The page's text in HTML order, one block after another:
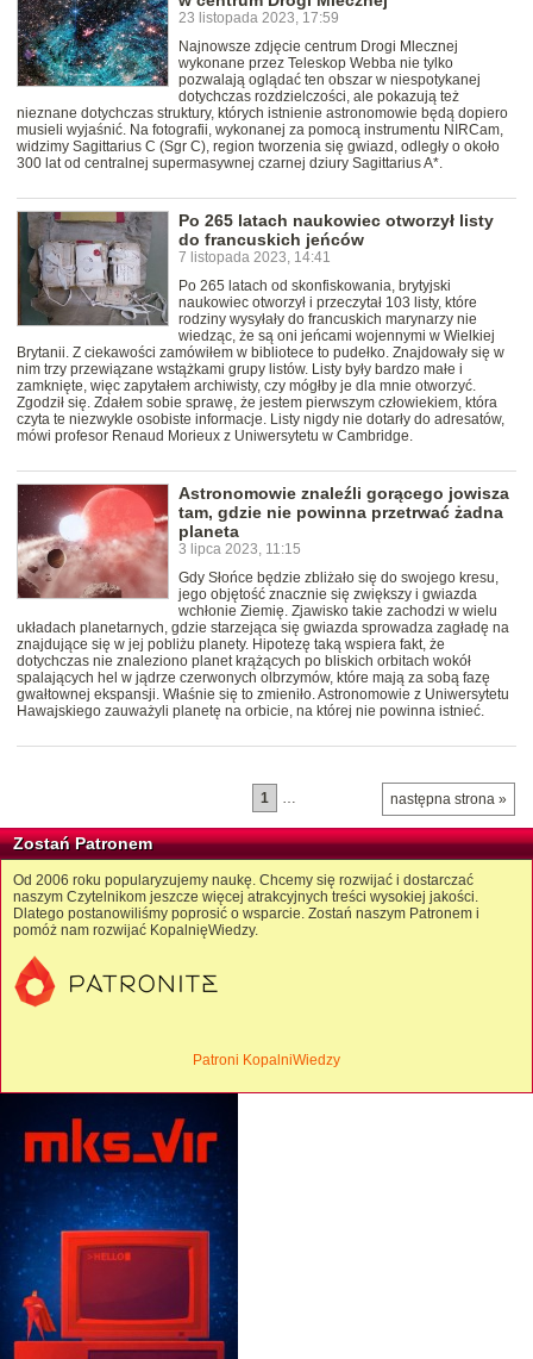
23 listopada 2023, 17:59
Najnowsze zdjęcie centrum Drogi Mlecznej
wykonane przez Teleskop Webba nie tylko
pozwalają oglądać ten obszar w niespotykanej
dotychczas rozdzielczości, ale pokazują też
nieznane dotychczas struktury, których istnienie astronomowie będą dopiero
musieli wyjaśnić. Na fotografii, wykonanej za pomocą instrumentu NIRCam,
widzimy Sagittarius C (Sgr C), region tworzenia się gwiazd, odległy o około
300 lat od centralnej supermasywnej czarnej dziury Sagittarius A*.
Po 265 latach naukowiec otworzył listy
do francuskich jeńców
7 listopada 2023, 14:41
Po 265 latach od skonfiskowania, brytyjski
naukowiec otworzył i przeczytał 103 listy, które
rodziny wysyłały do francuskich marynarzy nie
wiedząc, że są oni jeńcami wojennymi w Wielkiej
Brytanii. Z ciekawości zamówiłem w bibliotece to pudełko. Znajdowały się w
nim trzy przewiązane wstążkami grupy listów. Listy były bardzo małe i
zamknięte, więc zapytałem archiwisty, czy mógłby je dla mnie otworzyć.
Zgodził się. Zdałem sobie sprawę, że jestem pierwszym człowiekiem, która
czyta te niezwykle osobiste informacje. Listy nigdy nie dotarły do adresatów,
mówi profesor Renaud Morieux z Uniwersytetu w Cambridge.
Astronomowie znaleźli gorącego jowisza
tam, gdzie nie powinna przetrwać żadna
planeta
3 lipca 2023, 11:15
Gdy Słońce będzie zbliżało się do swojego kresu,
jego objętość znacznie się zwiększy i gwiazda
wchłonie Ziemię. Zjawisko takie zachodzi w wielu
układach planetarnych, gdzie starzejąca się gwiazda sprowadza zagładę na
znajdujące się w jej pobliżu planety. Hipotezę taką wspiera fakt, że
dotychczas nie znaleziono planet krążących po bliskich orbitach wokół
spalających hel w jądrze czerwonych olbrzymów, które mają za sobą fazę
gwałtownej ekspansji. Właśnie się to zmieniło. Astronomowie z Uniwersytetu
Hawajskiego zauważyli planetę na orbicie, na której nie powinna istnieć.
następna strona »
1 …
Zostań Patronem
Od 2006 roku popularyzujemy naukę. Chcemy się rozwijać i dostarczać
naszym Czytelnikom jeszcze więcej atrakcyjnych treści wysokiej jakości.
Dlatego postanowiliśmy poprosić o wsparcie. Zostań naszym Patronem i
pomóż nam rozwijać KopalnięWiedzy.
Patroni KopalniWiedzy